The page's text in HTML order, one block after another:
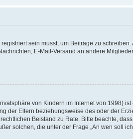
sein musst, um Beiträge zu
E-Mail-Versand an andere
von Kindern im Internet von 1998)
der Eltern beziehungsweise des oder der
Beistand zu Rate. Bitte beachte,
solchen, die unter der Frage „An wen soll